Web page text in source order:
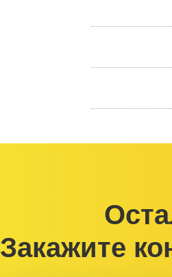
Закажите